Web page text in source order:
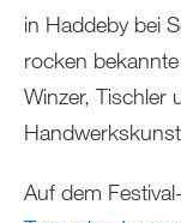
in Haddeby bei
rocken
Winzer, Tischler
Auf dem